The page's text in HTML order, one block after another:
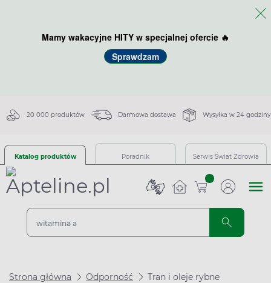
Mamy wakacyjne HITY w specjalnej ofercie 🔥
Sprawdzam
20 000 produktów Darmowa dostawa Wysyłka w 24 godziny
Katalog produktów Poradnik Serwis Świat Zdrowia
sztuk
Strona główna Odporność Tran i oleje rybne